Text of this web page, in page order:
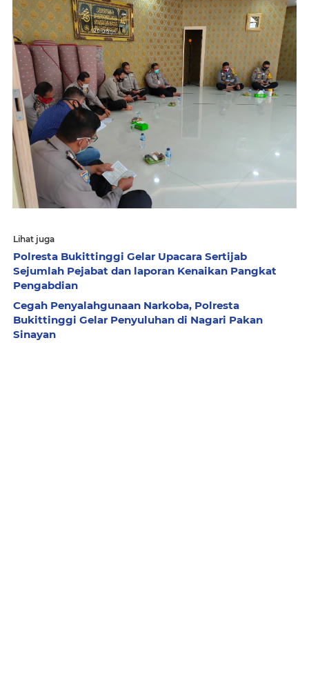
Lihat juga
Polresta Bukittinggi Gelar Upacara Sertijab
Sejumlah Pejabat dan laporan Kenaikan Pangkat
Pengabdian
Cegah Penyalahgunaan Narkoba, Polresta
Bukittinggi Gelar Penyuluhan di Nagari Pakan
Sinayan